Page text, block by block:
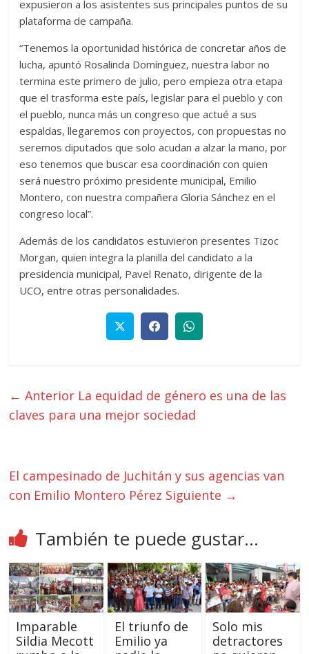
expusieron a los asistentes sus principales puntos de su
plataforma de campaña.
“Tenemos la oportunidad histórica de concretar años de
lucha, apuntó Rosalinda Domínguez, nuestra labor no
termina este primero de julio, pero empieza otra etapa
que el trasforma este país, legislar para el pueblo y con
el pueblo, nunca más un congreso que actué a sus
espaldas, llegaremos con proyectos, con propuestas no
seremos diputados que solo acudan a alzar la mano, por
eso tenemos que buscar esa coordinación con quien
será nuestro próximo presidente municipal, Emilio
Montero, con nuestra compañera Gloria Sánchez en el
congreso local”.
Además de los candidatos estuvieron presentes Tizoc
Morgan, quien integra la planilla del candidato a la
presidencia municipal, Pavel Renato, dirigente de la
UCO, entre otras personalidades.
← Anterior La equidad de género es una de las
claves para una mejor sociedad
El campesinado de Juchitán y sus agencias van
con Emilio Montero Pérez Siguiente →
También te puede gustar...
Imparable
Sildia Mecott
El triunfo de
Emilio ya
Solo mis
detractores